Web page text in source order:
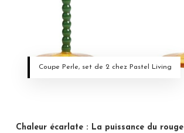
Coupe Perle, set de 2 chez Pastel Living
Chaleur écarlate : La puissance du rouge